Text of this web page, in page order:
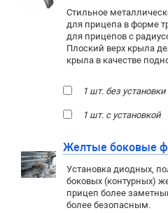
Стильное
для прицепа в форме
для прицепов с
Плоский верх крыла
крыла в качестве
1 шт. без установки
1 шт. с установкой
Желтые боковые
Установка диодных,
боковых (контурных)
прицеп более
более безопасным.